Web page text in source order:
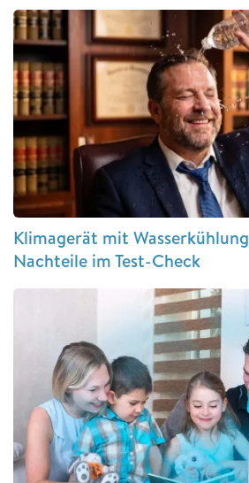
Klimagerät mit
Nachteile im Test-Check